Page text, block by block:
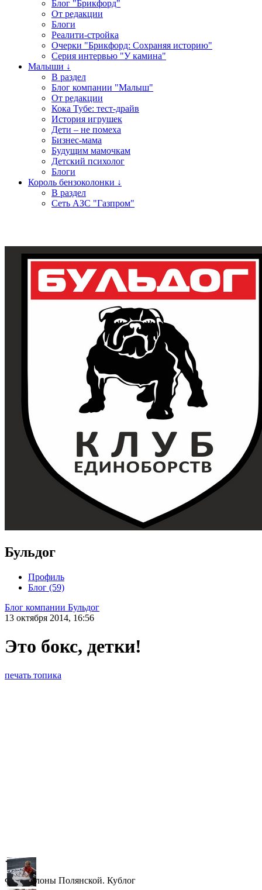
Блог "Брикфорд"
От редакции
Блоги
Реалити-стройка
Очерки "Брикфорд: Сохраняя историю"
Серия интервью "У камина"
Малыши ↓
В раздел
Блог компании "Малыш"
От редакции
Кока Тубе: тест-драйв
История игрушек
Дети – не помеха
Бизнес-мама
Будущим мамочкам
Детский психолог
Блоги
Король бензоколонки ↓
В раздел
Сеть АЗС "Газпром"
Бульдог
Профиль
Блог (59)
Блог компании Бульдог
13 октября 2014, 16:56
Это бокс, детки!
печать топика
◀▶
Фото Илоны Полянской. Кублог